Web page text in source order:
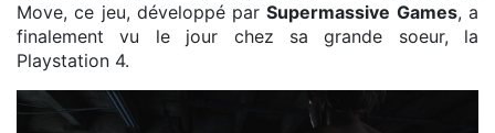
Move, ce jeu, développé parSupermassive Games, a
finalement vu le jour chez sa grande soeur, la
Playstation 4.